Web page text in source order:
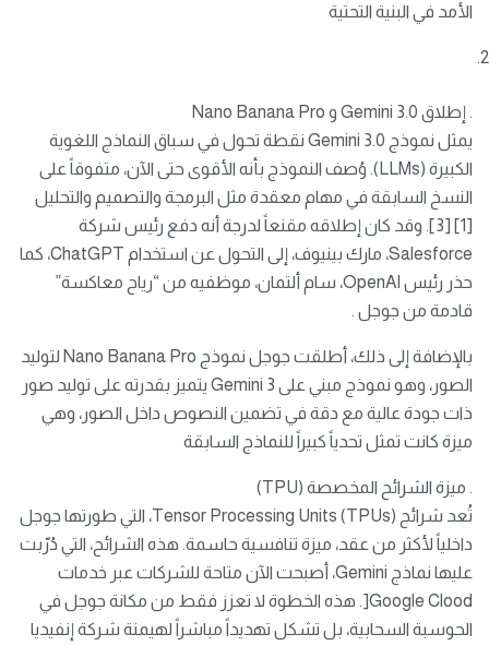
الأمد في البنية التحتية
. إطلاق Gemini 3.0 و Nano Banana Pro
يمثل نموذج Gemini 3.0 نقطة تحول في سباق النماذج اللغوية
الكبيرة (LLMs). وُصف النموذج بأنه الأقوى حتى الآن، متفوقاً على
النسخ السابقة في مهام معقدة مثل البرمجة والتصميم والتحليل
[1] [3]. وقد كان إطلاقه مقنعاً لدرجة أنه دفع رئيس شركة
Salesforce، مارك بينيوف، إلى التحول عن استخدام ChatGPT، كما
حذر رئيس OpenAI، سام ألتمان، موظفيه من “رياح معاكسة”
قادمة من جوجل .
بالإضافة إلى ذلك، أطلقت جوجل نموذج Nano Banana Pro لتوليد
الصور، وهو نموذج مبني على Gemini 3 يتميز بقدرته على توليد صور
ذات جودة عالية مع دقة في تضمين النصوص داخل الصور، وهي
ميزة كانت تمثل تحدياً كبيراً للنماذج السابقة
. ميزة الشرائح المخصصة (TPU)
تُعد شرائح Tensor Processing Units (TPUs)، التي طورتها جوجل
داخلياً لأكثر من عقد، ميزة تنافسية حاسمة. هذه الشرائح، التي دُرّبت
عليها نماذج Gemini، أصبحت الآن متاحة للشركات عبر خدمات
Google Clood[. هذه الخطوة لا تعزز فقط من مكانة جوجل في
الحوسبة السحابية، بل تشكل تهديداً مباشراً لهيمنة شركة إنفيديا